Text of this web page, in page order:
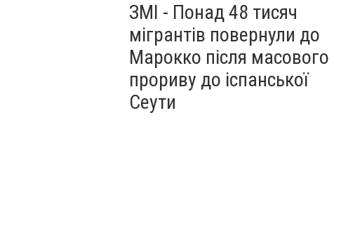
ЗМІ - Понад 48 тисяч
мігрантів повернули до
Марокко після масового
прориву до іспанської
Сеути